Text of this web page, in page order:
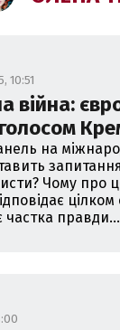
10:51
війна:
на
Чому про
частка правди...